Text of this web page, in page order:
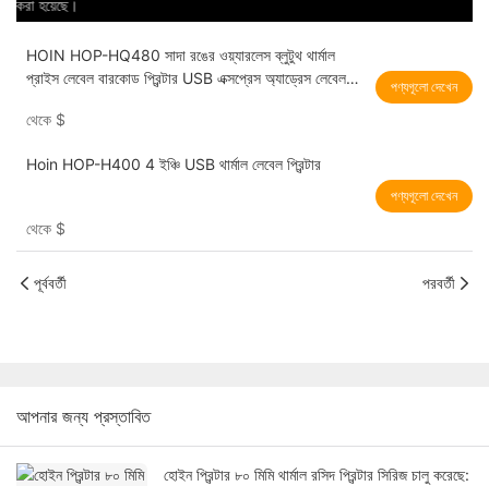
করা হয়েছে।
HOIN HOP-HQ480 সাদা রঙের ওয়্যারলেস ব্লুটুথ থার্মাল
প্রাইস লেবেল বারকোড প্রিন্টার USB এক্সপ্রেস অ্যাড্রেস লেবেল
থেকে $
পণ্যগূলো দেখেন
Hoin HOP-H400 4 ইঞ্চি USB থার্মাল লেবেল প্রিন্টার
থেকে $
পণ্যগূলো দেখেন
পূর্ববর্তী পরবর্তী
আপনার জন্য প্রস্তাবিত
হোইন প্রিন্টার ৮০ মিমি থার্মাল রসিদ প্রিন্টার সিরিজ চালু করেছে: